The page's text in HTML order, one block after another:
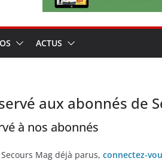
ACTUS
aux abonnés de
à nos abonnés
Mag déjà parus, connectez-